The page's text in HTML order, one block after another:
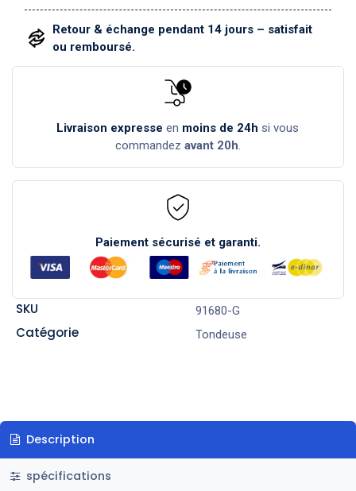
Retour & échange pendant 14 jours – satisfait
ou remboursé.
Livraison expresse en moins de 24h si vous
commandez avant 20h.
Paiement sécurisé et garanti.
SKU 91680-G
Catégorie Tondeuse
Description
spécifications